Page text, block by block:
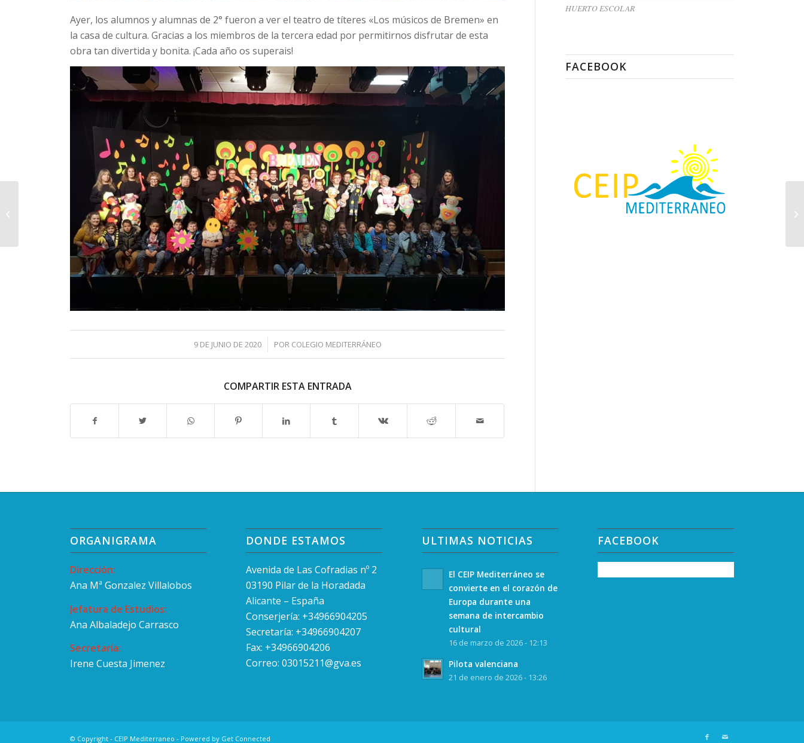
Ayer, los alumnos y alumnas de 2° fueron a ver el teatro de títeres «Los músicos de Bremen» en
la casa de cultura. Gracias a los miembros de la tercera edad por permitirnos disfrutar de esta
obra tan divertida y bonita. ¡Cada año os superais!
9 DE JUNIO DE 2020
/ POR COLEGIO MEDITERRÁNEO
COMPARTIR ESTA ENTRADA
HUERTO ESCOLAR
FACEBOOK
ORGANIGRAMA
Dirección:
Ana Mª Gonzalez Villalobos
Jefatura de Estudios:
Ana Albaladejo Carrasco
Secretaría:
Irene Cuesta Jimenez
DONDE ESTAMOS
Avenida de Las Cofradias nº 2
03190 Pilar de la Horadada
Alicante – España
Conserjería: +34966904205
Secretaría: +34966904207
Fax: +34966904206
Correo:03015211@gva.es
ULTIMAS NOTICIAS
El CEIP Mediterráneo se
convierte en el corazón de
Europa durante una
semana de intercambio
cultural
16 de marzo de 2026 - 12:13
Pilota valenciana
21 de enero de 2026 - 13:26
FACEBOOK
© Copyright - CEIP Mediterraneo - Powered by Get Connected
DÍA DE L’ ESPORT A LA